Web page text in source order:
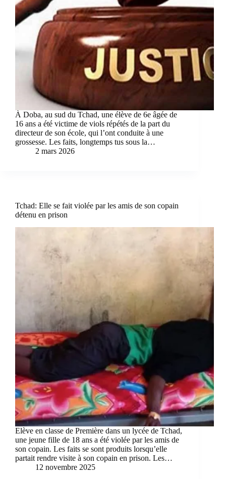
À Doba, au sud du Tchad, une élève de 6e âgée de
16 ans a été victime de viols répétés de la part du
directeur de son école, qui l’ont conduite à une
grossesse. Les faits, longtemps tus sous la…
2 mars 2026
Tchad: Elle se fait violée par les amis de son copain
détenu en prison
Elève en classe de Première dans un lycée de Tchad,
une jeune fille de 18 ans a été violée par les amis de
son copain. Les faits se sont produits lorsqu’elle
partait rendre visite à son copain en prison. Les…
12 novembre 2025